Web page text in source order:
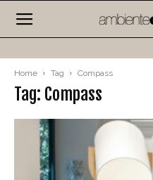
Home Tag Compass
Tag: Compass